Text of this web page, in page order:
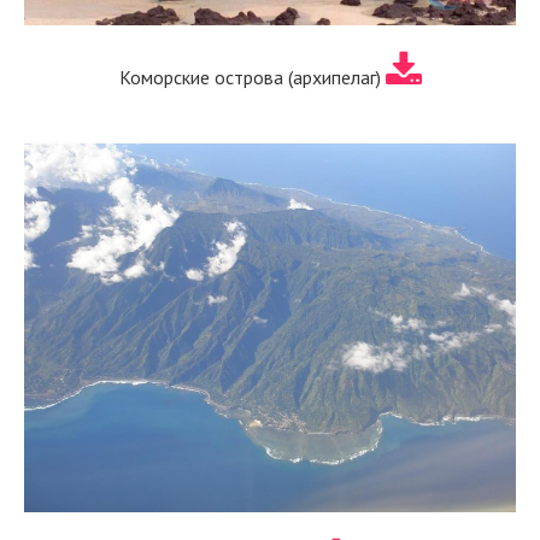
Коморские острова (архипелаг)